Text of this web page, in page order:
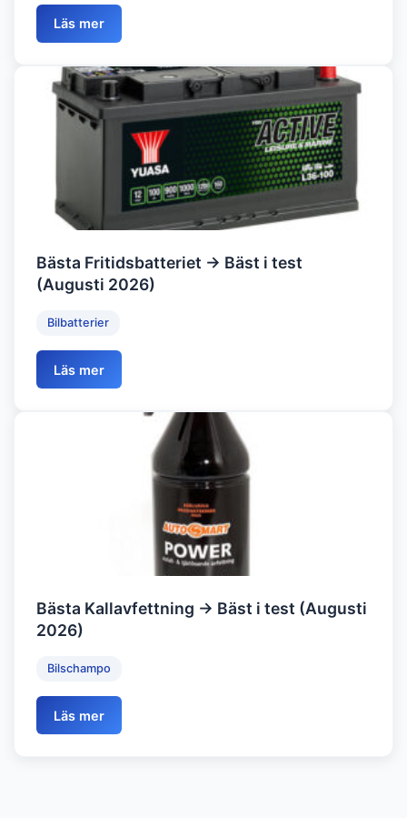
Läs mer
Bästa Fritidsbatteriet → Bäst i test
(Augusti 2026)
Bilbatterier
Läs mer
Bästa Kallavfettning → Bäst i test (Augusti
2026)
Bilschampo
Läs mer